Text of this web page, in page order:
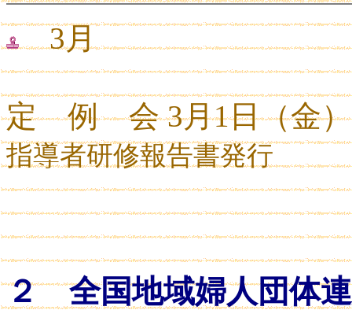
3月
定 例 会 3月1日（金）
指導者研修報告書発行
２ 全国地域婦人団体